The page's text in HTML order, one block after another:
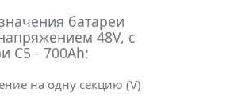
батареи
48V, с
C5 - 700Ah:
на одну секцию (V)